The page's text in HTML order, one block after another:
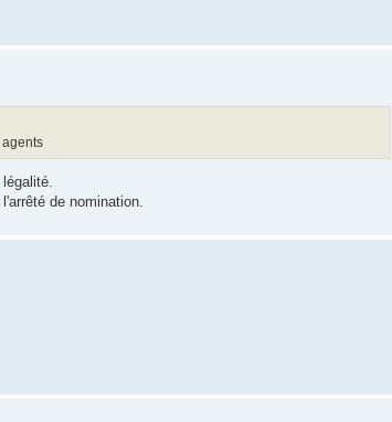
de nomination.